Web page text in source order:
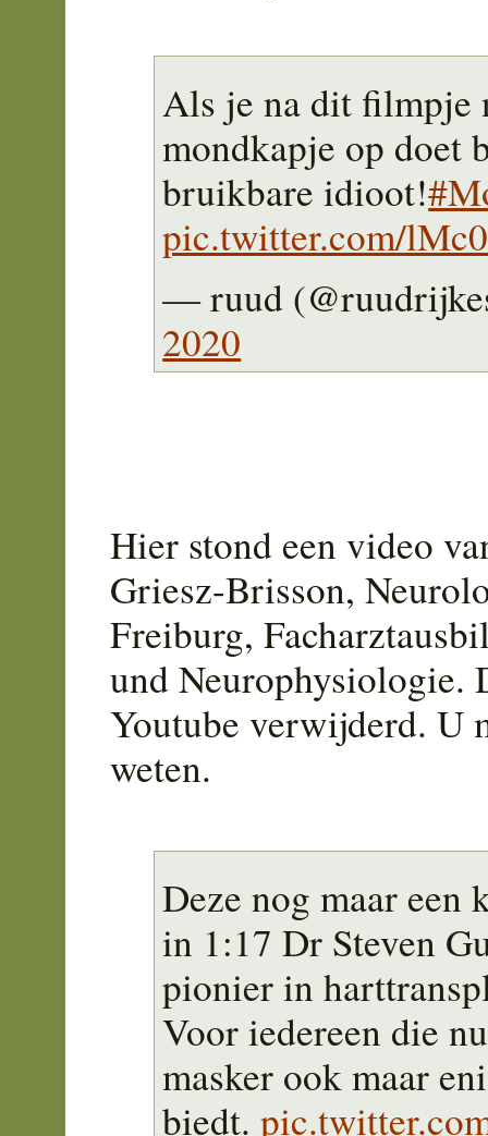
Als je na dit filmpje
mondkapje op doet
bruikbare idioot!
pic.twitter.com/
— ruud
2020
Hier stond een video
Griesz-Brisson,
Freiburg,
und Neurophysiologie.
Youtube verwijderd. U
weten.
Deze nog maar een
in 1:17 Dr Steven
pionier in
Voor iedereen die
masker ook maar
biedt.